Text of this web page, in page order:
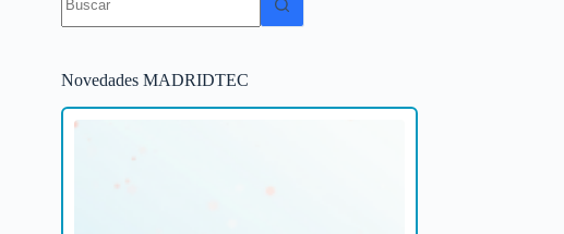
resultados
Novedades MADRIDTEC